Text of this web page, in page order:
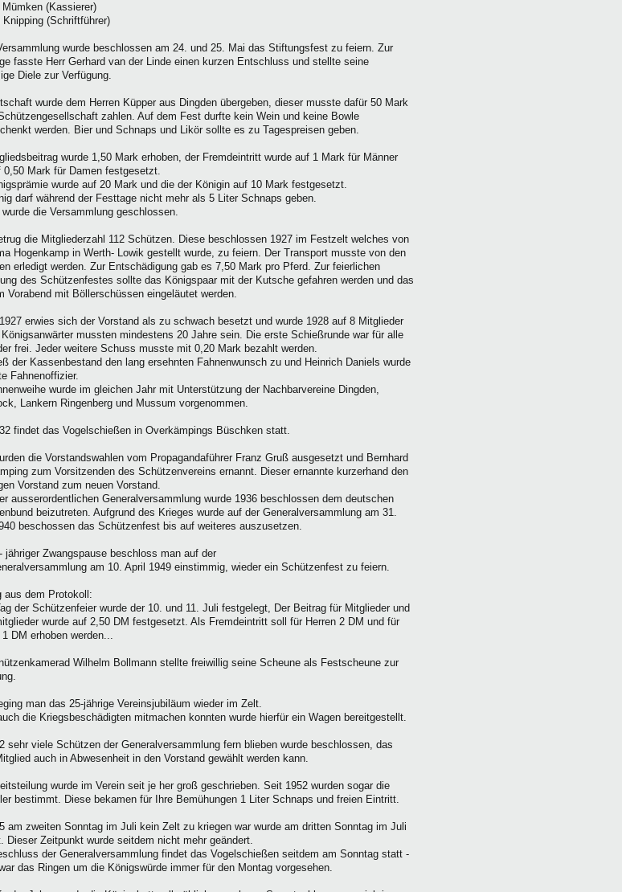
(Kassierer)
Knipping (Schriftführer)
wurde beschlossen am 24. und 25. Mai das Stiftungsfest zu feiern. Zur
fasste Herr Gerhard van der Linde einen kurzen Entschluss und stellte seine
Diele zur Verfügung.
wurde dem Herren Küpper aus Dingden übergeben, dieser musste dafür 50 Mark
zahlen. Auf dem Fest durfte kein Wein und keine Bowle
werden. Bier und Schnaps und Likör sollte es zu Tagespreisen geben.
wurde 1,50 Mark erhoben, der Fremdeintritt wurde auf 1 Mark für Männer
0,50 Mark für Damen festgesetzt.
wurde auf 20 Mark und die der Königin auf 10 Mark festgesetzt.
darf während der Festtage nicht mehr als 5 Liter Schnaps geben.
wurde die Versammlung geschlossen.
die Mitgliederzahl 112 Schützen. Diese beschlossen 1927 im Festzelt welches von
Hogenkamp in Werth- Lowik gestellt wurde, zu feiern. Der Transport musste von den
erledigt werden. Zur Entschädigung gab es 7,50 Mark pro Pferd. Zur feierlichen
des Schützenfestes sollte das Königspaar mit der Kutsche gefahren werden und das
Vorabend mit Böllerschüssen eingeläutet werden.
erwies sich der Vorstand als zu schwach besetzt und wurde 1928 auf 8 Mitglieder
mussten mindestens 20 Jahre sein. Die erste Schießrunde war für alle
frei. Jeder weitere Schuss musste mit 0,20 Mark bezahlt werden.
der Kassenbestand den lang ersehnten Fahnenwunsch zu und Heinrich Daniels wurde
Fahnenoffizier.
wurde im gleichen Jahr mit Unterstützung der Nachbarvereine Dingden,
Lankern Ringenberg und Mussum vorgenommen.
findet das Vogelschießen in Overkämpings Büschken statt.
die Vorstandswahlen vom Propagandaführer Franz Gruß ausgesetzt und Bernhard
zum Vorsitzenden des Schützenvereins ernannt. Dieser ernannte kurzerhand den
Vorstand zum neuen Vorstand.
ausserordentlichen Generalversammlung wurde 1936 beschlossen dem deutschen
beizutreten. Aufgrund des Krieges wurde auf der Generalversammlung am 31.
beschossen das Schützenfest bis auf weiteres auszusetzen.
jähriger Zwangspause beschloss man auf der
am 10. April 1949 einstimmig, wieder ein Schützenfest zu feiern.
aus dem Protokoll:
der Schützenfeier wurde der 10. und 11. Juli festgelegt, Der Beitrag für Mitglieder und
wurde auf 2,50 DM festgesetzt. Als Fremdeintritt soll für Herren 2 DM und für
1 DM erhoben werden...
Wilhelm Bollmann stellte freiwillig seine Scheune als Festscheune zur
man das 25-jährige Vereinsjubiläum wieder im Zelt.
die Kriegsbeschädigten mitmachen konnten wurde hierfür ein Wagen bereitgestellt.
sehr viele Schützen der Generalversammlung fern blieben wurde beschlossen, das
auch in Abwesenheit in den Vorstand gewählt werden kann.
wurde im Verein seit je her groß geschrieben. Seit 1952 wurden sogar die
bestimmt. Diese bekamen für Ihre Bemühungen 1 Liter Schnaps und freien Eintritt.
am zweiten Sonntag im Juli kein Zelt zu kriegen war wurde am dritten Sonntag im Juli
Dieser Zeitpunkt wurde seitdem nicht mehr geändert.
der Generalversammlung findet das Vogelschießen seitdem am Sonntag statt -
das Ringen um die Königswürde immer für den Montag vorgesehen.